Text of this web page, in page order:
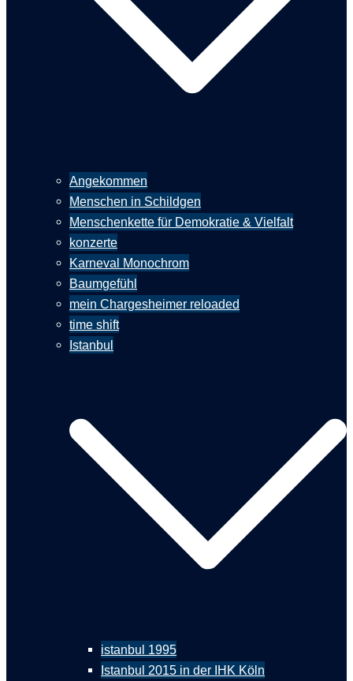
Angekommen
Menschen in Schildgen
Menschenkette für Demokratie & Vielfalt
konzerte
Karneval Monochrom
Baumgefühl
mein Chargesheimer reloaded
time shift
Istanbul
istanbul 1995
Istanbul 2015 in der IHK Köln